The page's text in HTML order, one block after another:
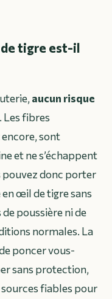
tigre est-il
aucun risque
. Les fibres
encore, sont
et ne s’échappent
pouvez donc porter
œil de tigre sans
poussière ni de
normales. La
poncer vous-
sans protection,
fiables pour